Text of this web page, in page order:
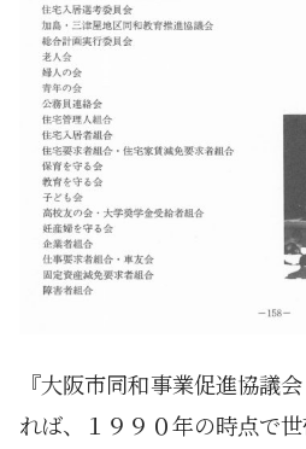
『大阪市同和事業促進協議
れば、１９９０年の時点で